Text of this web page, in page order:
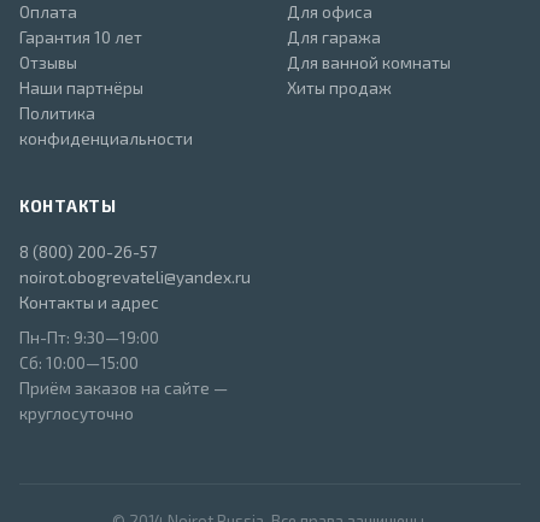
Оплата
Гарантия 10 лет
Отзывы
Наши партнёры
Политика
конфиденциальности
Для офиса
Для гаража
Для ванной комнаты
Хиты продаж
КОНТАКТЫ
8 (800) 200-26-57
noirot.obogrevateli@yandex.ru
Контакты и адрес
Пн-Пт: 9:30—19:00
Сб: 10:00—15:00
Приём заказов на сайте —
круглосуточно